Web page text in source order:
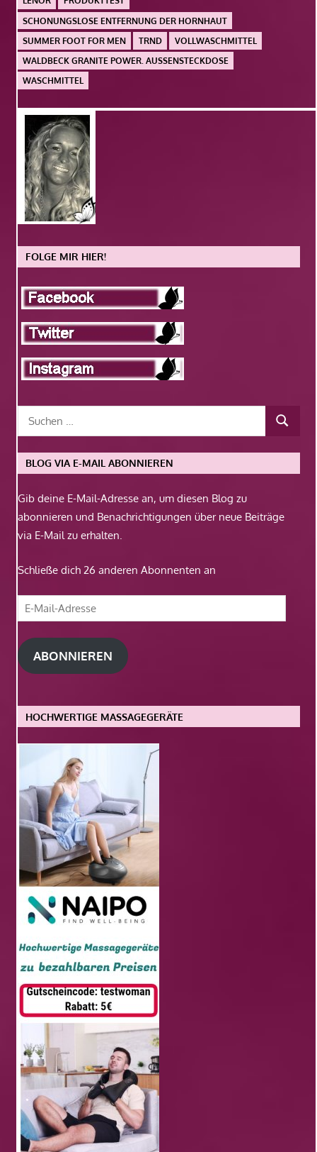
SCHONUNGSLOSE ENTFERNUNG DER HORNHAUT
SUMMER FOOT FOR MEN
TRND
VOLLWASCHMITTEL
WALDBECK GRANITE POWER. AUSSENSTECKDOSE
WASCHMITTEL
FOLGE MIR HIER!
BLOG VIA E-MAIL ABONNIEREN
Gib deine E-Mail-Adresse an, um diesen Blog zu
abonnieren und Benachrichtigungen über neue Beiträge
via E-Mail zu erhalten.
Schließe dich 26 anderen Abonnenten an
E-
Mail-
Adresse
ABONNIEREN
HOCHWERTIGE MASSAGEGERÄTE